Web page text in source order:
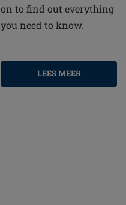
on to find out everything
you need to know.
LEES MEER